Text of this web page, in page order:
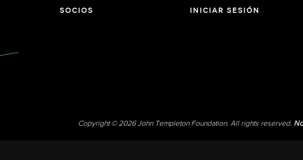
SOCIOS INICIAR SESIÓN
Copyright © 2026 John Templeton Foundation. All rights reserved.